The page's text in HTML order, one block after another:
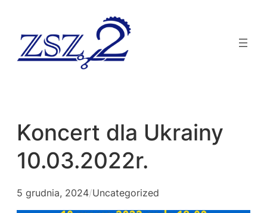
Koncert dla Ukrainy
10.03.2022r.
5 grudnia, 2024/Uncategorized